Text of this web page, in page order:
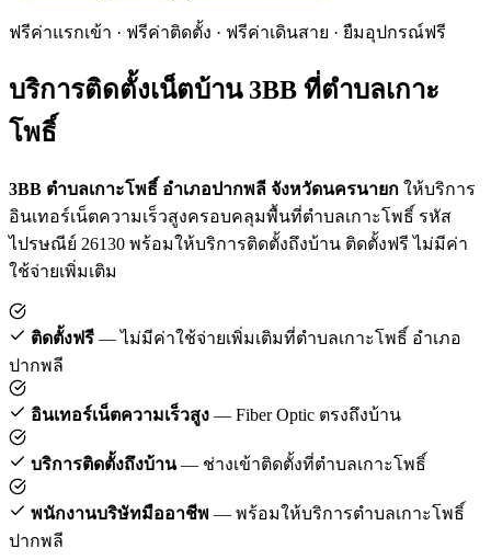
ฟรีค่าแรกเข้า · ฟรีค่าติดตั้ง · ฟรีค่าเดินสาย · ยืมอุปกรณ์ฟรี
บริการติดตั้งเน็ตบ้าน 3BB ที่ตำบลเกาะ
โพธิ์
3BB ตำบลเกาะโพธิ์ อำเภอปากพลี จังหวัดนครนายก ให้บริการ
อินเทอร์เน็ตความเร็วสูงครอบคลุมพื้นที่ตำบลเกาะโพธิ์ รหัส
ไปรษณีย์ 26130 พร้อมให้บริการติดตั้งถึงบ้าน ติดตั้งฟรี ไม่มีค่า
ใช้จ่ายเพิ่มเติม
ติดตั้งฟรี — ไม่มีค่าใช้จ่ายเพิ่มเติมที่ตำบลเกาะโพธิ์ อำเภอ
ปากพลี
อินเทอร์เน็ตความเร็วสูง — Fiber Optic ตรงถึงบ้าน
บริการติดตั้งถึงบ้าน— ช่างเข้าติดตั้งที่ตำบลเกาะโพธิ์
พนักงานบริษัทมืออาชีพ — พร้อมให้บริการตำบลเกาะโพธิ์
ปากพลี